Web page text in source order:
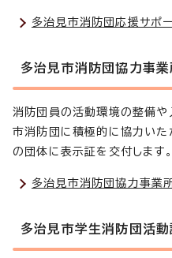
多治見市消防団応援サポ
多治見市消防団協力事
消防団員の活動環境の整備や
市消防団に積極的に協力いた
の団体に表示証を交付します。
多治見市消防団協力事業
多治見市学生消防団活